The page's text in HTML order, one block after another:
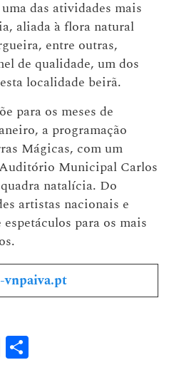
das atividades mais
aliada à flora natural
entre outras,
de qualidade, um dos
localidade beirã.
para os meses de
a programação
Mágicas, com um
Municipal Carlos
natalícia. Do
artistas nacionais e
para os mais
vnpaiva.pt
Email